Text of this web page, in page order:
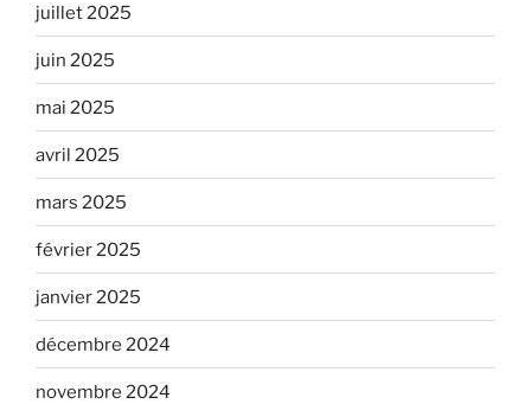
juillet 2025
juin 2025
mai 2025
avril 2025
mars 2025
février 2025
janvier 2025
décembre 2024
novembre 2024